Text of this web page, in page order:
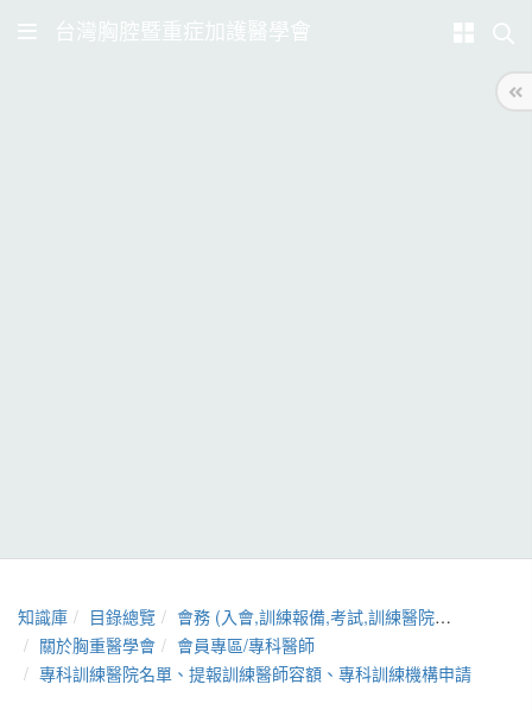
台灣胸腔暨重症加護醫學會
知識庫 目錄總覽
會務 (入會,訓練報備,考試,訓練醫院,章程,證書展延)
關於胸重醫學會
會員專區/專科醫師
專科訓練醫院名單、提報訓練醫師容額、專科訓練機構申請